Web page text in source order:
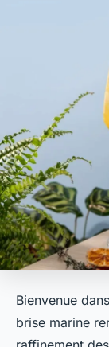
Bienvenue
brise marine